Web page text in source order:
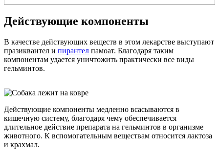
Действующие компоненты
В качестве действующих веществ в этом лекарстве выступают
празиквантел и пирантел памоат. Благодаря таким
компонентам удается уничтожить практически все виды
гельминтов.
Действующие компоненты медленно всасываются в
кишечную систему, благодаря чему обеспечивается
длительное действие препарата на гельминтов в организме
животного. К вспомогательным веществам относится лактоза
и крахмал.